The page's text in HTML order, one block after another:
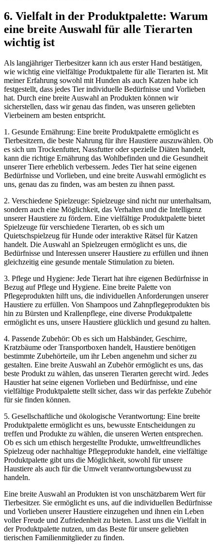
6. Vielfalt in der Produktpalette: Warum
eine breite Auswahl für alle Tierarten
wichtig ist
Als langjähriger Tierbesitzer ‍kann ich aus erster Hand bestätigen,
⁤wie wichtig eine vielfältige Produktpalette für alle Tierarten ist. Mit
meiner Erfahrung sowohl mit⁢ Hunden⁣ als auch Katzen⁣ habe ich
festgestellt, dass jedes Tier individuelle ⁢Bedürfnisse ‍und Vorlieben
hat. Durch eine breite Auswahl an Produkten können wir‍
sicherstellen, dass‌ wir genau das finden,⁤ was unseren geliebten
Vierbeinern am​ besten entspricht.
1. Gesunde Ernährung: Eine breite Produktpalette‌ ermöglicht es
Tierbesitzern, die beste Nahrung für ihre Haustiere auszuwählen. Ob⁤
es sich um Trockenfutter, Nassfutter oder spezielle Diäten handelt,
kann die richtige Ernährung das Wohlbefinden und die Gesundheit
unserer Tiere‍ erheblich verbessern. Jedes Tier hat seine eigenen
Bedürfnisse und Vorlieben, und eine breite Auswahl ermöglicht es
uns, genau das zu finden, was am besten zu ihnen passt.
2. Verschiedene Spielzeuge: Spielzeuge sind nicht nur unterhaltsam,
sondern auch eine Möglichkeit, das Verhalten und die Intelligenz
unserer Haustiere zu ‍fördern. Eine vielfältige Produktpalette bietet
Spielzeuge‌ für verschiedene Tierarten, ob es sich um
Quietschspielzeug für Hunde oder ⁤interaktive Rätsel für ‌Katzen
handelt. Die Auswahl an Spielzeugen ermöglicht es uns,​ die
⁤Bedürfnisse und Interessen unserer Haustiere zu erfüllen und ihnen
gleichzeitig eine gesunde mentale Stimulation zu bieten.
3. Pflege und Hygiene: Jede Tierart hat ihre eigenen Bedürfnisse in
Bezug auf Pflege und Hygiene. Eine breite Palette von
Pflegeprodukten hilft uns, die individuellen Anforderungen unserer
Haustiere zu erfüllen. Von Shampoos und Zahnpflegeprodukten bis
hin zu Bürsten und Krallenpflege, eine diverse Produktpalette
ermöglicht es uns, unsere Haustiere glücklich und gesund zu⁤ halten.
4. Passende Zubehör: Ob es sich um Halsbänder, Geschirre,
Kratzbäume oder Transportboxen handelt, Haustiere benötigen‍
bestimmte Zubehörteile, um ihr Leben angenehm und sicher zu
gestalten. ​Eine breite Auswahl an Zubehör ermöglicht es uns, das
beste Produkt‌ zu wählen, das unseren Tierarten gerecht ‍wird. Jedes
‌Haustier hat seine eigenen‌ Vorlieben und Bedürfnisse, und eine
vielfältige Produktpalette stellt sicher, dass wir das perfekte Zubehör
für sie ⁤finden können.
5. Gesellschaftliche und ökologische Verantwortung: Eine breite
Produktpalette ermöglicht es uns, bewusste Entscheidungen zu
treffen und Produkte zu ​wählen, die unseren Werten entsprechen.
Ob es sich um ethisch hergestellte Produkte, umweltfreundliches
Spielzeug oder nachhaltige Pflegeprodukte handelt, eine vielfältige
Produktpalette gibt uns die Möglichkeit, sowohl für unsere
Haustiere als auch für die Umwelt verantwortungsbewusst zu
handeln.
Eine breite Auswahl an⁤ Produkten ist⁢ von unschätzbarem Wert für
Tierbesitzer. Sie ermöglicht es uns, auf die individuellen Bedürfnisse
und Vorlieben unserer Haustiere einzugehen und ihnen ein Leben
voller Freude und‌ Zufriedenheit zu bieten. Lasst uns die ⁣Vielfalt in
der Produktpalette nutzen, um das​ Beste für unsere geliebten
tierischen ⁤Familienmitglieder zu finden.